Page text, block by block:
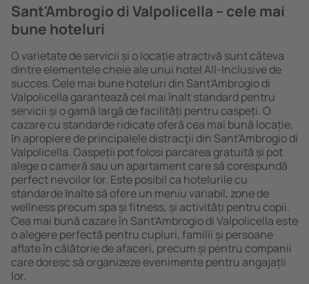
Sant'Ambrogio di Valpolicella – cele mai
bune hoteluri
O varietate de servicii și o locație atractivă sunt câteva
dintre elementele cheie ale unui hotel All-Inclusive de
succes. Cele mai bune hoteluri din Sant'Ambrogio di
Valpolicella garantează cel mai înalt standard pentru
servicii și o gamă largă de facilități pentru oaspeți. O
cazare cu standarde ridicate oferă cea mai bună locație,
ȋn apropiere de principalele distracţii din Sant'Ambrogio di
Valpolicella. Oaspeții pot folosi parcarea gratuită și pot
alege o cameră sau un apartament care să corespundă
perfect nevoilor lor. Este posibil ca hotelurile cu
standarde ȋnalte să ofere un meniu variabil, zone de
wellness precum spa și fitness, și activități pentru copii.
Cea mai bună cazare în Sant'Ambrogio di Valpolicella este
o alegere perfectă pentru cupluri, familii și persoane
aflate în călătorie de afaceri, precum și pentru companii
care doresc să organizeze evenimente pentru angajații
lor.